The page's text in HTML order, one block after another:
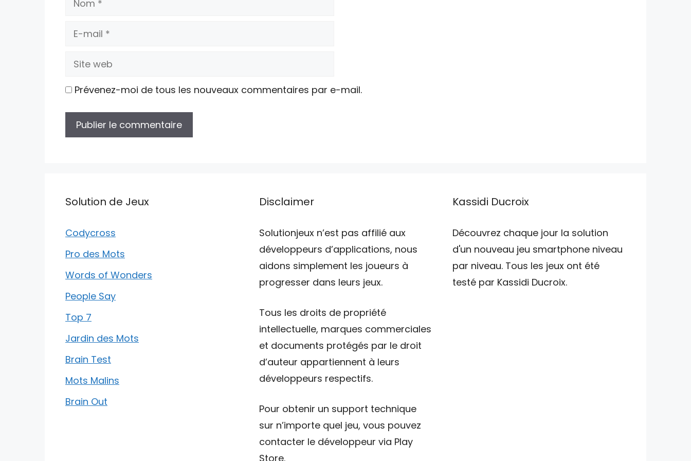
E-
Site
Prévenez-moi de tous les nouveaux commentaires par e-mail.
Solution de Jeux
Codycross
Pro des Mots
Words of Wonders
People Say
Top 7
Jardin des Mots
Brain Test
Mots Malins
Brain Out
Disclaimer
Solutionjeux n’est pas affilié aux
développeurs d’applications, nous
aidons simplement les joueurs à
progresser dans leurs jeux.
Tous les droits de propriété
intellectuelle, marques commerciales
et documents protégés par le droit
d’auteur appartiennent à leurs
développeurs respectifs.
Pour obtenir un support technique
sur n’importe quel jeu, vous pouvez
contacter le développeur via Play
Store.
Kassidi Ducroix
Découvrez chaque jour la solution
d'un nouveau jeu smartphone niveau
par niveau. Tous les jeux ont été
testé par Kassidi Ducroix.